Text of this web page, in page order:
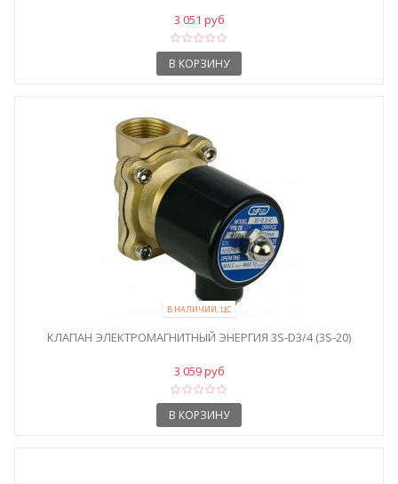
3 051 руб
В КОРЗИНУ
В НАЛИЧИИ, ЦС
КЛАПАН ЭЛЕКТРОМАГНИТНЫЙ ЭНЕРГИЯ 3S-D3/4 (3S-20)
3 059 руб
В КОРЗИНУ